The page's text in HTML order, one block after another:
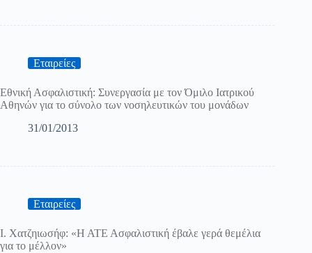
Εταιρείες
Εθνική Ασφαλιστική: Συνεργασία με τον Όμιλο Ιατρικού
Αθηνών για το σύνολο των νοσηλευτικών του μονάδων
31/01/2013
Εταιρείες
Ι. Χατζηιωσήφ: «Η ΑΤΕ Ασφαλιστική έβαλε γερά θεμέλια
για το μέλλον»